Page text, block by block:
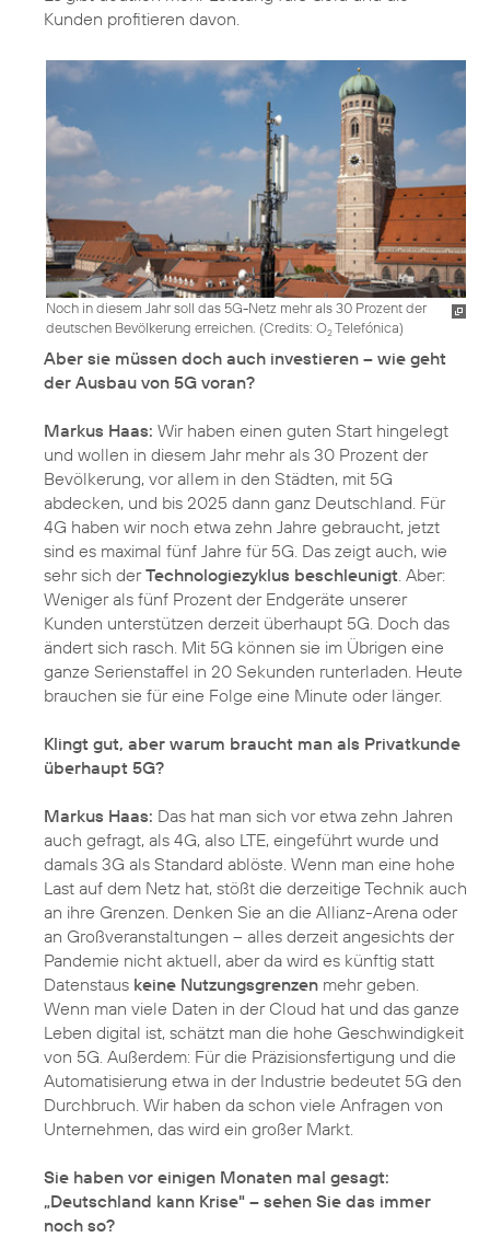
Kunden profitieren davon.
Noch in diesem Jahr soll das 5G-Netz mehr als 30 Prozent der
deutschen Bevölkerung erreichen. (Credits: O2Telefónica)
Aber sie müssen doch auch investieren – wie geht
der Ausbau von 5G voran?
Markus Haas: Wir haben einen guten Start hingelegt
und wollen in diesem Jahr mehr als 30 Prozent der
Bevölkerung, vor allem in den Städten, mit 5G
abdecken, und bis 2025 dann ganz Deutschland. Für
4G haben wir noch etwa zehn Jahre gebraucht, jetzt
sind es maximal fünf Jahre für 5G. Das zeigt auch, wie
sehr sich derTechnologiezyklus beschleunigt . Aber:
Weniger als fünf Prozent der Endgeräte unserer
Kunden unterstützen derzeit überhaupt 5G. Doch das
ändert sich rasch. Mit 5G können sie im Übrigen eine
ganze Serienstaffel in 20 Sekunden runterladen. Heute
brauchen sie für eine Folge eine Minute oder länger.
Klingt gut, aber warum braucht man als Privatkunde
überhaupt 5G?
Markus Haas: Das hat man sich vor etwa zehn Jahren
auch gefragt, als 4G, also LTE, eingeführt wurde und
damals 3G als Standard ablöste. Wenn man eine hohe
Last auf dem Netz hat, stößt die derzeitige Technik auch
an ihre Grenzen. Denken Sie an die Allianz-Arena oder
an Großveranstaltungen – alles derzeit angesichts der
Pandemie nicht aktuell, aber da wird es künftig statt
Datenstaus keine Nutzungsgrenzen mehr geben.
Wenn man viele Daten in der Cloud hat und das ganze
Leben digital ist, schätzt man die hohe Geschwindigkeit
von 5G. Außerdem: Für die Präzisionsfertigung und die
Automatisierung etwa in der Industrie bedeutet 5G den
Durchbruch. Wir haben da schon viele Anfragen von
Unternehmen, das wird ein großer Markt.
Sie haben vor einigen Monaten mal gesagt:
„Deutschland kann Krise" – sehen Sie das immer
noch so?